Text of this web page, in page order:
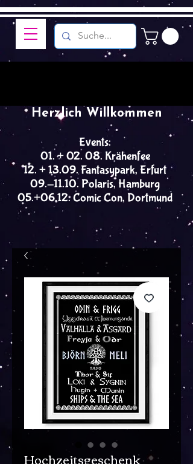
Events:
01. + 02. 08. Krähenfee
12. + 13.09. Fantasypark, Erfurt
09.-11.10. Polaris, Hamburg
05.+06.12. Comic Con, Dortmund
Herzlich Willkommen
Hochzeitsgeschenk